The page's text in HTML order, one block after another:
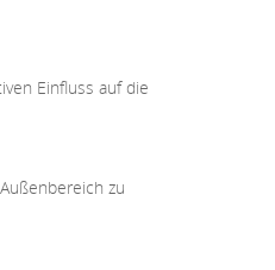
Einfluss auf die
zu